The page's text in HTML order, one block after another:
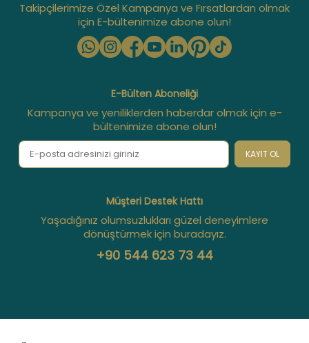
Takipçilerimize Özel Kampanya ve Fırsatlardan olmak
için E-bültenimize abone olun!
E-Bülten Aboneliği
Kampanya ve yeniliklerden haberdar olmak için e-
bültenimize abone olun!
KAYIT OL
Müşteri Destek Hattı
Yaşadığınız olumsuzlukları güzel deneyimlere
dönüştürmek için buradayız.
+90 544 623 73 44